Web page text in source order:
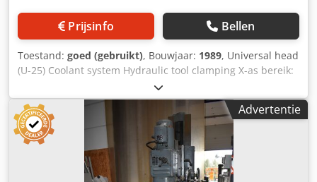
Prijsinfo Bellen
Toestand: goed (gebruikt), Bouwjaar: 1989, Universal head
(U-25) Coolant system Hydraulic tool clamping X-as bereik:
5000mm Y-as bereik: 1200mm Z-as bereik: 1500mm
Tafellengte: 5000mm Tafelbreedte: 1000mm
Tafelbelasting: 7000 Vermogen aan spil:19kW Dksdpfx
Aswq Rkuofier Spilsnelheden: 14 - 2500Rpm
Spindelopname: 50ISO/Bt/Mk Voeding X-as: 5000mm/min.
Voeding Y-as: 7000mm/min. Lengte: 11225mm Breedte:
4100mm Hoogte: 3200mm Gewicht: 19000kg
Advertentie